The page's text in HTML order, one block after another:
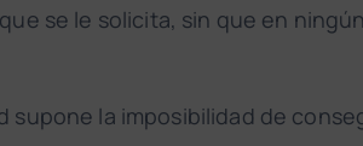
se le solicita, sin que en
la imposibilidad de